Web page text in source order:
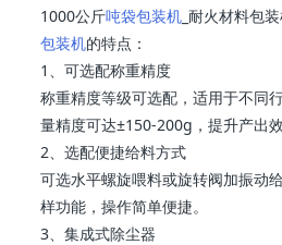
1000公斤吨袋包装机 _耐火材料包
包装机的特点：
1、可选配称重精度
称重精度等级可选配，适用于不同
量精度可达±150-200g，提升产出效
2、选配便捷给料方式
可选水平螺旋喂料或旋转阀加振动
样功能，操作简单便捷。
3、集成式除尘器